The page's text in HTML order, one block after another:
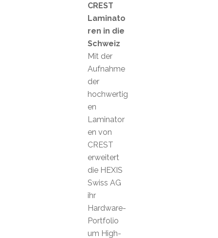
CREST
Laminato
ren in die
Schweiz
Mit der
Aufnahme
der
hochwertig
en
Laminator
en von
CREST
erweitert
die HEXIS
Swiss AG
ihr
Hardware-
Portfolio
um High-